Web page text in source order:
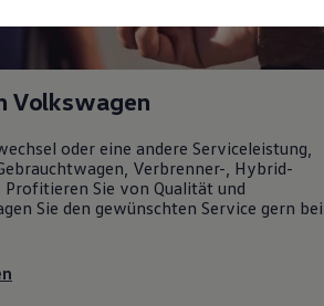
Ersatzteile
und Checks
und Flüssigkeiten
und Reifen
und Unfallhilfe
Volkswagen
oder eine andere Serviceleistung,
, Verbrenner-, Hybrid-
Sie von Qualität und
Sie den gewünschten Service gern bei